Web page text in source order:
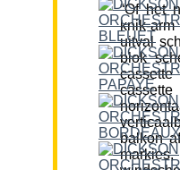
“Of het
knik-
uitval
blok
balkon